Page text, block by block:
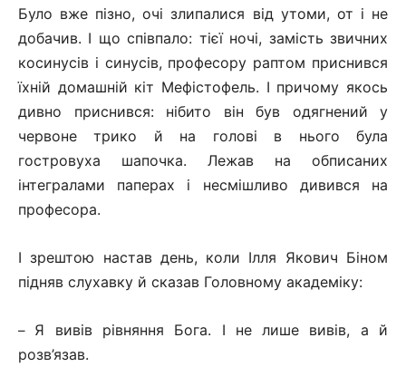
Було вже пізно, очі злипалися від утоми, от і не
добачив. І що співпало: тієї ночі, замість звичних
косинусів і синусів, професору раптом приснився
їхній домашній кіт Мефістофель. І причому якось
дивно приснився: нібито він був одягнений у
червоне трико й на голові в нього була
гостровуха шапочка. Лежав на обписаних
інтегралами паперах і несмішливо дивився на
професора.
І зрештою настав день, коли Ілля Якович Біном
підняв слухавку й сказав Головному академіку:
– Я вивів рівняння Бога. І не лише вивів, а й
розв’язав.